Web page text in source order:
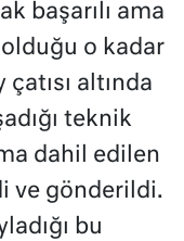
başarılı ama
olduğu o kadar
altında
teknik
dahil edilen
ve gönderildi.
bu